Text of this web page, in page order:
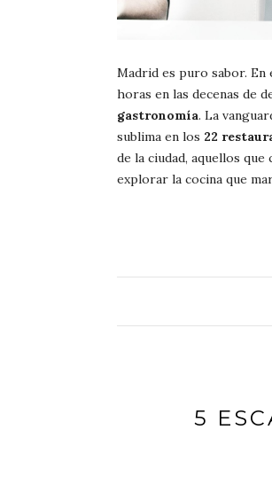
Madrid es puro sabor. En
horas en las decenas de
gastronomía. La
sublima en los 22
de la ciudad, aquellos
explorar la cocina que
5